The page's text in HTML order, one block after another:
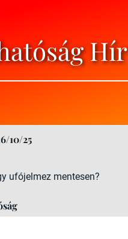
Hír
10/25
ufójelmez mentesen?